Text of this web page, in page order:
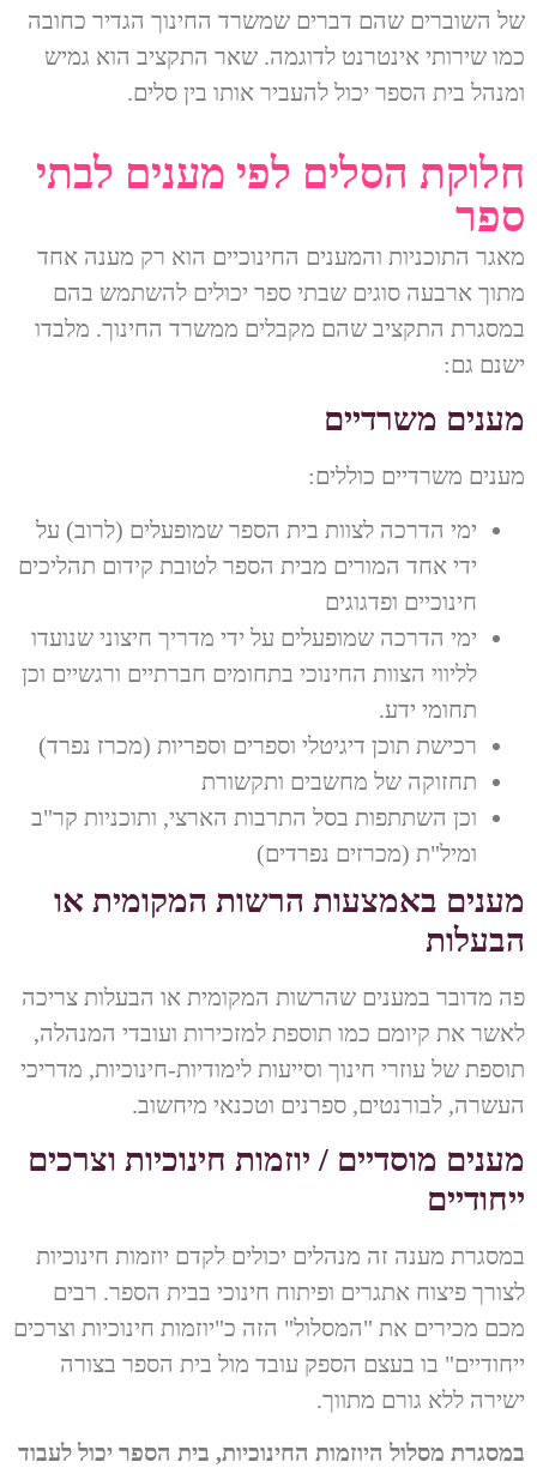
של השוברים שהם דברים שמשרד החינוך הגדיר כחובה
כמו שירותי אינטרנט לדוגמה. שאר התקציב הוא גמיש
ומנהל בית הספר יכול להעביר אותו בין סלים.
חלוקת הסלים לפי מענים לבתי
ספר
מאגר התוכניות והמענים החינוכיים הוא רק מענה אחד
מתוך ארבעה סוגים שבתי ספר יכולים להשתמש בהם
במסגרת התקציב שהם מקבלים ממשרד החינוך. מלבדו
ישנם גם:
מענים משרדיים
מענים משרדיים כוללים:
ימי הדרכה לצוות בית הספר שמופעלים (לרוב) על
ידי אחד המורים מבית הספר לטובת קידום תהליכים
חינוכיים ופדגוגים
ימי הדרכה שמופעלים על ידי מדריך חיצוני שנועדו
לליווי הצוות החינוכי בתחומים חברתיים ורגשיים וכן
תחומי ידע.
רכישת תוכן דיגיטלי וספרים וספריות (מכרז נפרד)
תחזוקה של מחשבים ותקשורת
וכן השתתפות בסל התרבות הארצי, ותוכניות קר"ב
ומיל"ת (מכרזים נפרדים)
מענים באמצעות הרשות המקומית או
הבעלות
פה מדובר במענים שהרשות המקומית או הבעלות צריכה
לאשר את קיומם כמו תוספת למזכירות ועובדי המנהלה,
תוספת של עוזרי חינוך וסייעות לימודיות-חינוכיות, מדריכי
העשרה, לבורנטים, ספרנים וטכנאי מיחשוב.
מענים מוסדיים / יוזמות חינוכיות וצרכים
ייחודיים
במסגרת מענה זה מנהלים יכולים לקדם יוזמות חינוכיות
לצורך פיצוח אתגרים ופיתוח חינוכי בבית הספר. רבים
מכם מכירים את "המסלול" הזה כ"יוזמות חינוכיות וצרכים
ייחודיים" בו בעצם הספק עובד מול בית הספר בצורה
ישירה ללא גורם מתווך.
במסגרת מסלול היוזמות החינוכיות, בית הספר יכול לעבוד